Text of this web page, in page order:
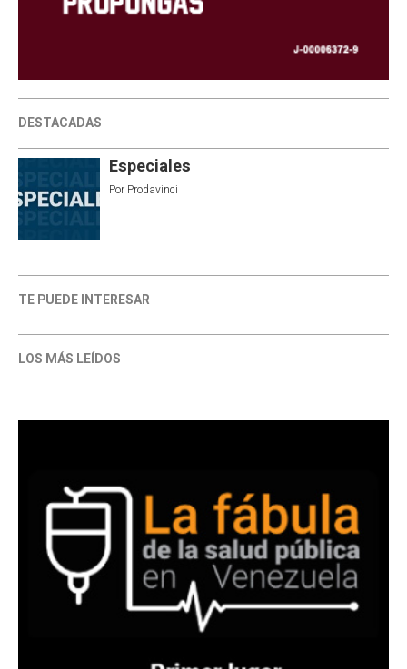
DESTACADAS
Especiales
Por Prodavinci
TE PUEDE INTERESAR
LOS MÁS LEÍDOS